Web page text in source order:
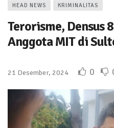
HEAD NEWS KRIMINALITAS
Terorisme, Densus
Anggota MIT di
21 Desember, 2024 0